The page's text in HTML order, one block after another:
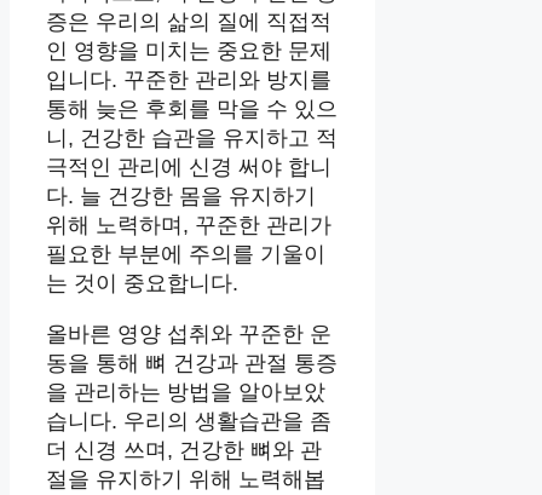
증은 우리의 삶의 질에 직접적
인 영향을 미치는 중요한 문제
입니다. 꾸준한 관리와 방지를
통해 늦은 후회를 막을 수 있으
니, 건강한 습관을 유지하고 적
극적인 관리에 신경 써야 합니
다. 늘 건강한 몸을 유지하기
위해 노력하며, 꾸준한 관리가
필요한 부분에 주의를 기울이
는 것이 중요합니다.
올바른 영양 섭취와 꾸준한 운
동을 통해 뼈 건강과 관절 통증
을 관리하는 방법을 알아보았
습니다. 우리의 생활습관을 좀
더 신경 쓰며, 건강한 뼈와 관
절을 유지하기 위해 노력해봅